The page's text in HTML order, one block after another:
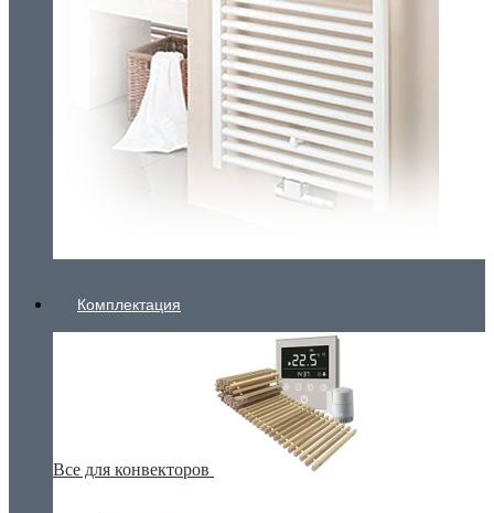
Комплектация
Все для конвекторов